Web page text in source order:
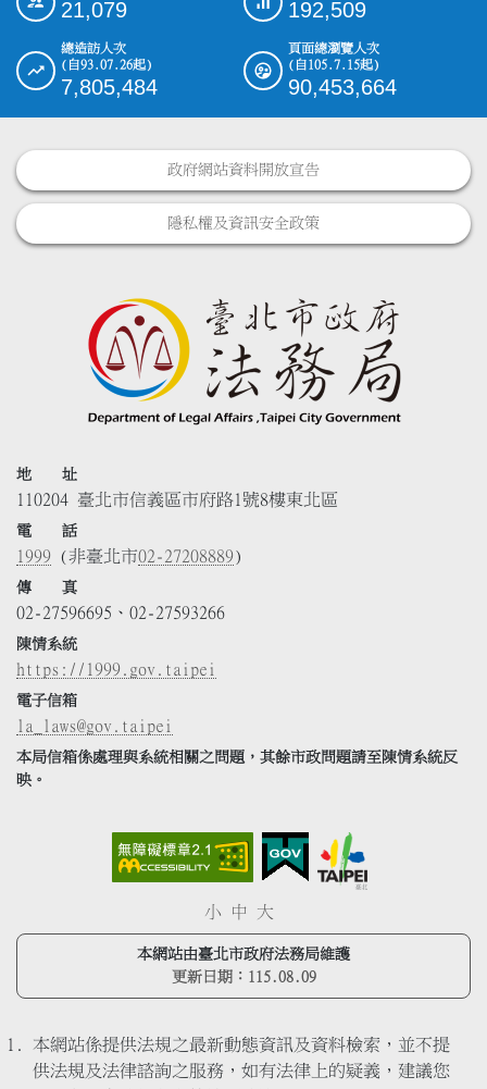
21,079 192,509
總造訪人次
(自93.07.26起)
7,805,484
頁面總瀏覽人次
(自105.7.15起)
90,453,664
政府網站資料開放宣告
隱私權及資訊安全政策
地 址
110204 臺北市信義區市府路1號8樓東北區
電 話
1999 (非臺北市02-27208889)
傳 真
02-27596695、02-27593266
陳情系統
https://1999.gov.taipei
電子信箱
la_laws@gov.taipei
本局信箱係處理與系統相關之問題，其餘市政問題請至陳情系統反
映。
小 中 大
本網站由臺北市政府法務局維護
更新日期： 115.08.09
本網站係提供法規之最新動態資訊及資料檢索，並不提
供法規及法律諮詢之服務，如有法律上的疑義，建議您